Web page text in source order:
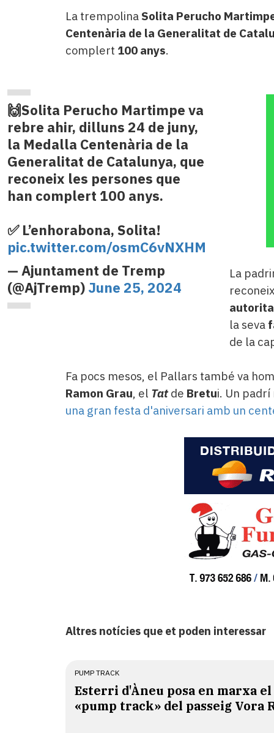
La trempolina Solita Perucho
Centenària de la Generalitat de
complert 100 anys.
🙌Solita Perucho Martimpe va
rebre ahir, dilluns 24 de juny,
la Medalla Centenària de la
Generalitat de Catalunya, que
reconeix les persones que
han complert 100 anys.
✅ L’enhorabona, Solita!
pic.twitter.com/osmC6vNXHM
— Ajuntament de Tremp
(@AjTremp) June 25, 2024
La
la seva
de la
Fa pocs mesos, el Pallars també va
Ramon Grau, el Tatde Bretui. Un
una gran festa d'aniversari amb un
Altres notícies que et poden interessar
PUMP TRACK
Esterri d'Àneu posa en marxa
«pump track» del passeig Vora